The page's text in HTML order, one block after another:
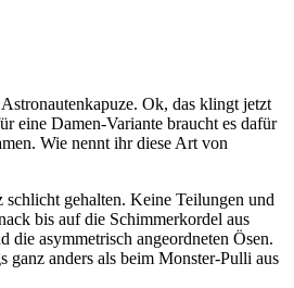
Ok, das klingt jetzt
eine Damen-Variante braucht es dafür
Wie nennt ihr diese Art von
schlicht gehalten. Keine Teilungen und
bis auf die Schimmerkordel aus
asymmetrisch angeordneten Ösen.
anders als beim Monster-Pulli aus